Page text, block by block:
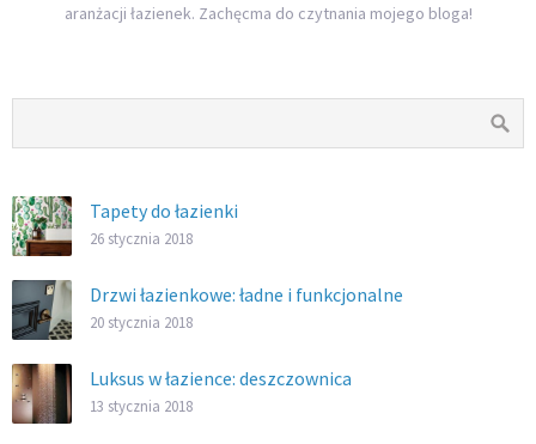
aranżacji łazienek. Zachęcma do czytnania mojego bloga!
Tapety do łazienki
26 stycznia 2018
Drzwi łazienkowe: ładne i funkcjonalne
20 stycznia 2018
Luksus w łazience: deszczownica
13 stycznia 2018